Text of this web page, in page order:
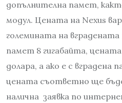
допълнителна памет,
модул. Цената на Nexus
големината на
памет 8 гигабайта,
долара, а ако е с вградена
цената съответно ще
налична заявка по